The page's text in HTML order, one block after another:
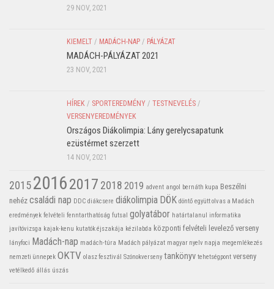
29 NOV, 2021
KIEMELT / MADÁCH-NAP / PÁLYÁZAT
MADÁCH-PÁLYÁZAT 2021
23 NOV, 2021
HÍREK / SPORTEREDMÉNY / TESTNEVELÉS /
VERSENYEREDMÉNYEK
Országos Diákolimpia: Lány gerelycsapatunk
ezüstérmet szerzett
14 NOV, 2021
201520162017 2018 2019 advent angol bernáth kupa Beszélni
nehéz családi nap DDC diákcsere diákolimpia DÖK döntő együtt olvas a Madách
eredmények felvételi fenntarthatóság futsal golyatábor határtalanul informatika
javítóvizsga kajak-kenu kutatók éjszakája kézilabda központi felvételi levelező verseny
lányfoci Madách-nap madách-túra Madách pályázat magyar nyelv napja megemlékezés
nemzeti ünnepek OKTV olasz fesztivál Szónokverseny tankönyv tehetségpont verseny
vetélkedő állás úszás